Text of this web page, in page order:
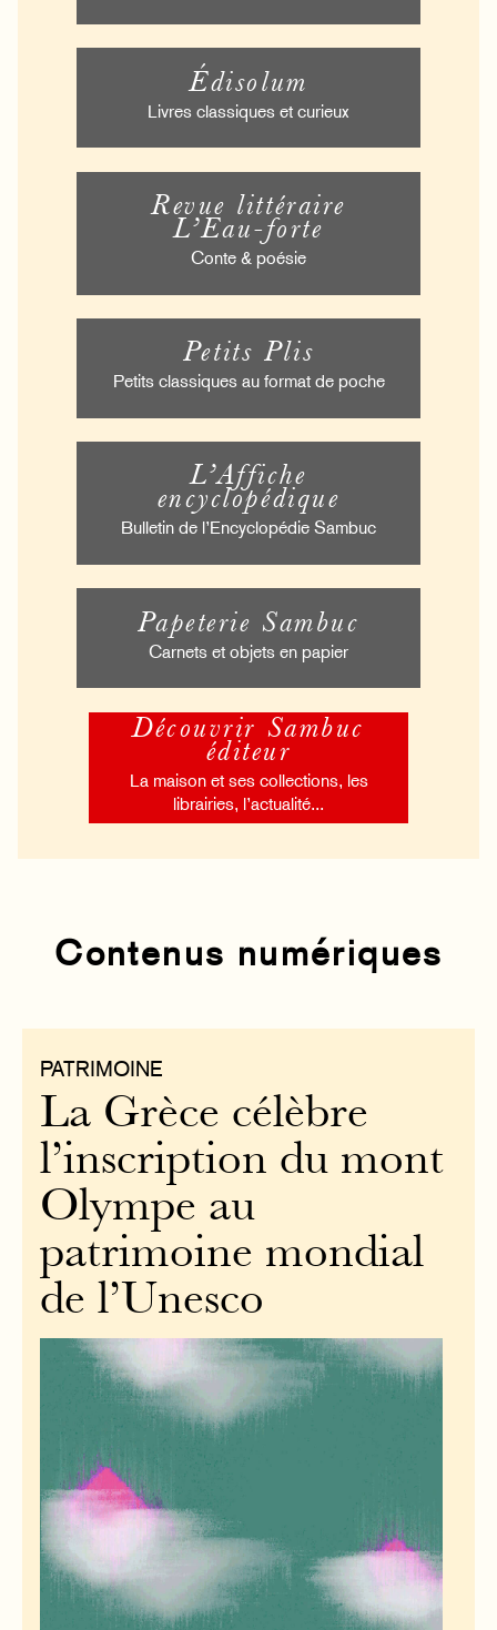
Édisolum
Livres classiques et curieux
Revue littéraire
L’Eau-forte
Conte & poésie
Petits Plis
Petits classiques au format de poche
L’Affiche
encyclopédique
Bulletin de l’Encyclopédie Sambuc
Papeterie Sambuc
Carnets et objets en papier
Découvrir Sambuc
éditeur
La maison et ses collections, les
librairies, l’actualité...
Contenus numériques
PATRIMOINE
La Grèce célèbre
l’inscription du mont
Olympe au
patrimoine mondial
de l’Unesco